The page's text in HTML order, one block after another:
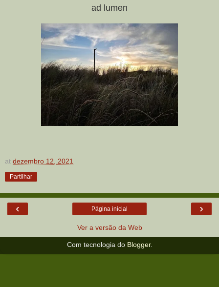
ad lumen
at dezembro 12, 2021
Partilhar
‹ ›
Página inicial
Ver a versão da Web
Com tecnologia do Blogger.